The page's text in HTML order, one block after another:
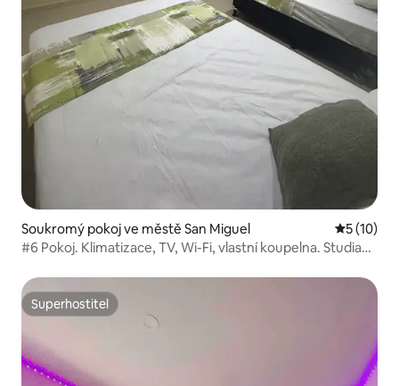
Soukromý pokoj ve městě San Miguel Průměrné
5 (10)
#6 Pokoj. Klimatizace, TV, Wi-Fi, vlastní koupelna. Studia
Superhostitel
Superhostitel